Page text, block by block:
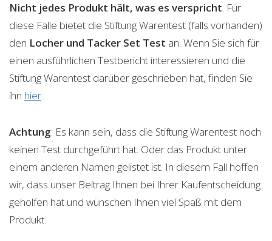
Nicht jedes Produkt hält, was es verspricht. Für
diese Fälle bietet die Stiftung Warentest (falls vorhanden)
den Locher und Tacker Set Test an. Wenn Sie sich für
einen ausführlichen Testbericht interessieren und die
Stiftung Warentest darüber geschrieben hat, finden Sie
ihn hier.
Achtung: Es kann sein, dass die Stiftung Warentest noch
keinen Test durchgeführt hat. Oder das Produkt unter
einem anderen Namen gelistet ist. In diesem Fall hoffen
wir, dass unser Beitrag Ihnen bei Ihrer Kaufentscheidung
geholfen hat und wünschen Ihnen viel Spaß mit dem
Produkt.